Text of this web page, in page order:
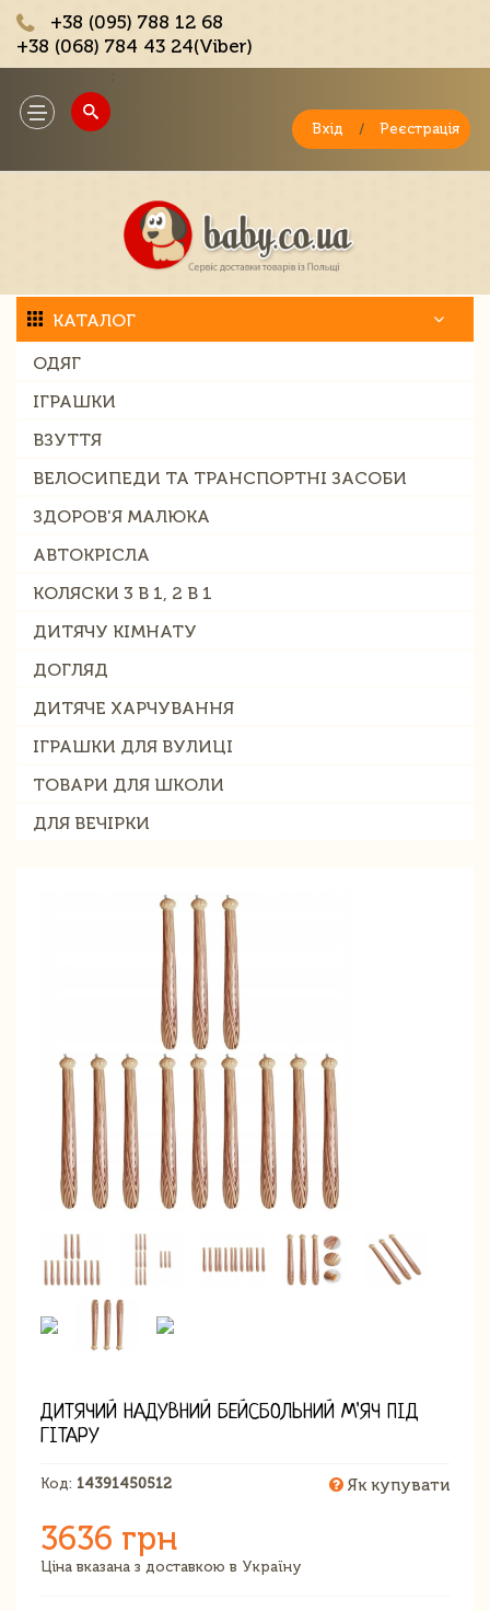
+38 (095) 788 12 68
+38 (068) 784 43 24(Viber)
Toggle
navigation
Вхід / Реєстрація
КАТАЛОГ
ОДЯГ
ІГРАШКИ
ВЗУТТЯ
ВЕЛОСИПЕДИ ТА ТРАНСПОРТНІ ЗАСОБИ
ЗДОРОВ'Я МАЛЮКА
АВТОКРІСЛА
КОЛЯСКИ 3 В 1, 2 В 1
ДИТЯЧУ КІМНАТУ
ДОГЛЯД
ДИТЯЧЕ ХАРЧУВАННЯ
ІГРАШКИ ДЛЯ ВУЛИЦІ
ТОВАРИ ДЛЯ ШКОЛИ
ДЛЯ ВЕЧІРКИ
ДИТЯЧИЙ НАДУВНИЙ БЕЙСБОЛЬНИЙ М'ЯЧ ПІД
ГІТАРУ
Код: 14391450512 Як купувати
3636 грн
Ціна вказана з доставкою в Україну